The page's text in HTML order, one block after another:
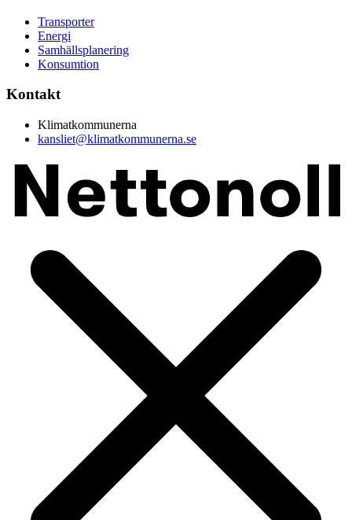
Transporter
Energi
Samhällsplanering
Konsumtion
Kontakt
Klimatkommunerna
kansliet@klimatkommunerna.se